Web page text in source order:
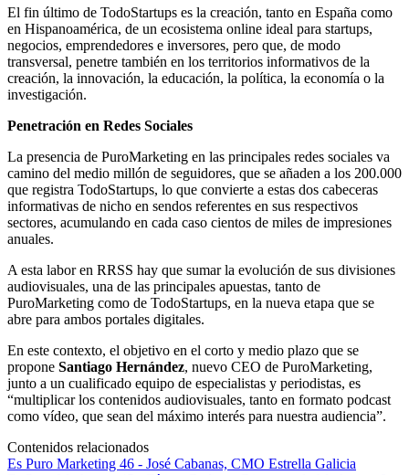
El fin último de TodoStartups es la creación, tanto en España como
en Hispanoamérica, de un ecosistema online ideal para startups,
negocios, emprendedores e inversores, pero que, de modo
transversal, penetre también en los territorios informativos de la
creación, la innovación, la educación, la política, la economía o la
investigación.
Penetración en Redes Sociales
La presencia de PuroMarketing en las principales redes sociales va
camino del medio millón de seguidores, que se añaden a los 200.000
que registra TodoStartups, lo que convierte a estas dos cabeceras
informativas de nicho en sendos referentes en sus respectivos
sectores, acumulando en cada caso cientos de miles de impresiones
anuales.
A esta labor en RRSS hay que sumar la evolución de sus divisiones
audiovisuales, una de las principales apuestas, tanto de
PuroMarketing como de TodoStartups, en la nueva etapa que se
abre para ambos portales digitales.
En este contexto, el objetivo en el corto y medio plazo que se
propone Santiago Hernández, nuevo CEO de PuroMarketing,
junto a un cualificado equipo de especialistas y periodistas, es
“multiplicar los contenidos audiovisuales, tanto en formato podcast
como vídeo, que sean del máximo interés para nuestra audiencia”.
Contenidos relacionados
Es Puro Marketing 46 - José Cabanas, CMO Estrella Galicia